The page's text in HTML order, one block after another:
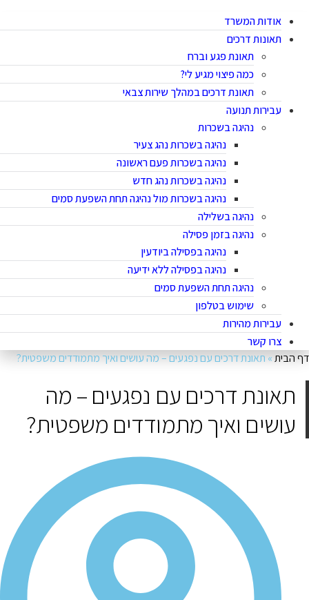
אודות המשרד
תאונות דרכים
תאונת פגע וברח
כמה פיצוי מגיע לי?
תאונת דרכים במהלך שירות צבאי
עבירות תנועה
נהיגה בשכרות
נהיגה בשכרות נהג צעיר
נהיגה בשכרות פעם ראשונה
נהיגה בשכרות נהג חדש
נהיגה בשכרות מול נהיגה תחת השפעת סמים
נהיגה בשלילה
נהיגה בזמן פסילה
נהיגה בפסילה ביודעין
נהיגה בפסילה ללא ידיעה
נהיגה תחת השפעת סמים
שימוש בטלפון
עבירות מהירות
צרו קשר
הבית»תאונת דרכים עם נפגעים – מה עושים ואיך מתמודדים משפטית?
תאונת דרכים עם נפגעים – מה
עושים ואיך מתמודדים משפטית?